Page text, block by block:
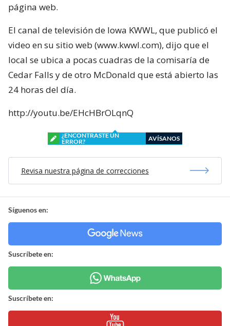
página web.
El canal de televisión de Iowa KWWL, que publicó el
video en su sitio web (www.kwwl.com), dijo que el
local se ubica a pocas cuadras de la comisaría de
Cedar Falls y de otro McDonald que está abierto las
24 horas del día.
http://youtu.be/EHcHBrOLqnQ
¿ENCONTRASTE UN
ERROR?
AVÍSANOS
Revisa nuestra página de correcciones
Síguenos en:
Suscríbete en:
Suscríbete en: